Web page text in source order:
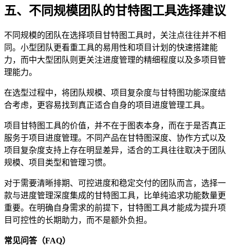
五、不同规模团队的甘特图工具选择建议
不同规模的团队在选择项目甘特图工具时，关注点往往并不相
同。小型团队更看重工具的易用性和项目计划的快速搭建能
力，而中大型团队则更关注进度管理的精细程度以及多项目管
理能力。
在选型过程中，将团队规模、项目复杂度与甘特图功能深度结
合考虑，更容易找到真正适合自身的项目进度管理工具。
项目甘特图工具的价值，并不在于图表本身，而在于是否真正
服务于项目进度管理。不同产品在甘特图深度、协作方式以及
项目复杂度支持上存在明显差异，适合的工具往往取决于团队
规模、项目类型和管理习惯。
对于需要清晰排期、可控进度和稳定交付的团队而言，选择一
款与进度管理深度集成的甘特图工具，比单纯追求功能数量更
重要。在明确自身需求的前提下，甘特图工具才能成为提升项
目可控性的长期助力，而不是额外负担。
常见问答（FAQ）